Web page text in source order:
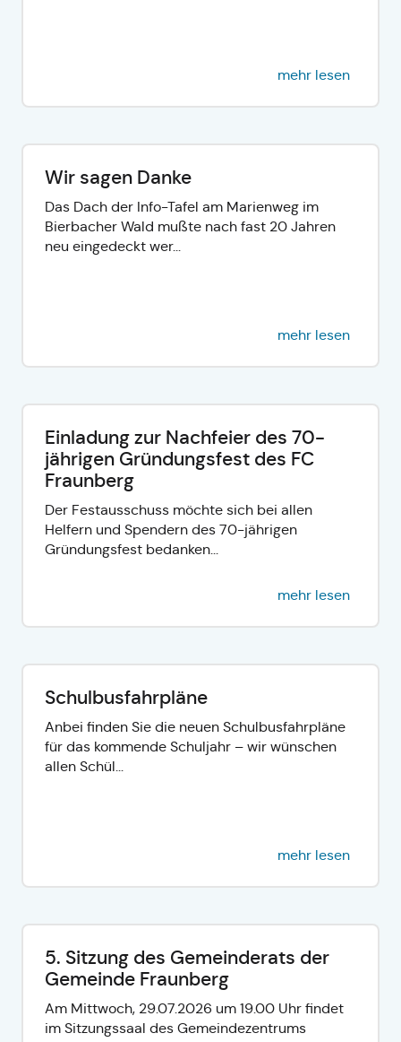
mehr lesen
Wir sagen Danke
Das Dach der Info-Tafel am Marienweg im
Bierbacher Wald mußte nach fast 20 Jahren
neu eingedeckt wer...
mehr lesen
Einladung zur Nachfeier des 70-
jährigen Gründungsfest des FC
Fraunberg
Der Festausschuss möchte sich bei allen
Helfern und Spendern des 70-jährigen
Gründungsfest bedanken...
mehr lesen
Schulbusfahrpläne
Anbei finden Sie die neuen Schulbusfahrpläne
für das kommende Schuljahr – wir wünschen
allen Schül...
mehr lesen
5. Sitzung des Gemeinderats der
Gemeinde Fraunberg
Am Mittwoch, 29.07.2026 um 19.00 Uhr findet
im Sitzungssaal des Gemeindezentrums